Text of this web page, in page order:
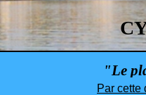
"Le
Par cette